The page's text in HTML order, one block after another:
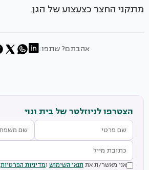
מתקני החצר כצעצוע של הגן.
אהבתם? שתפו:
הצטרפו לניוזלטר של בית ונוי
אני מאשר/ת את תנאי השימוש ומדיניות הפרטיות